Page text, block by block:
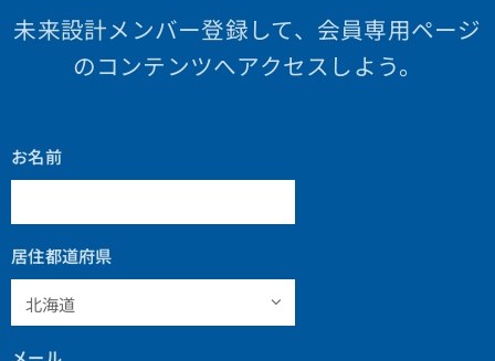
未来設計メンバー登録して、会員専用ページ
のコンテンツへアクセスしよう。
お名前
居住都道府県